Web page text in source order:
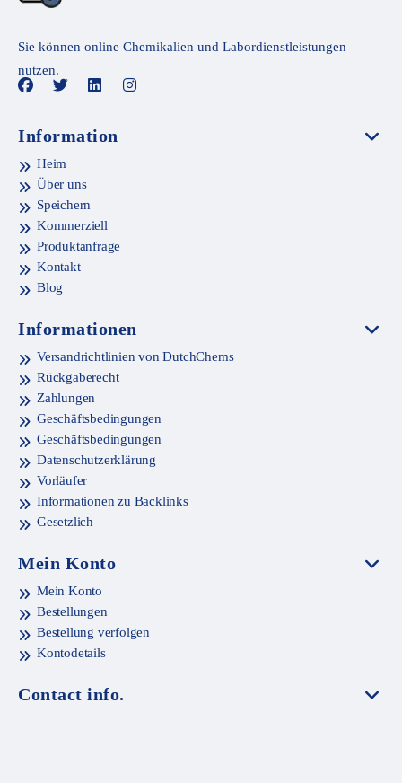
Sie können online Chemikalien und Labordienstleistungen
nutzen.
Information
Heim
Über uns
Speichern
Kommerziell
Produktanfrage
Kontakt
Blog
Informationen
Versandrichtlinien von DutchChems
Rückgaberecht
Zahlungen
Geschäftsbedingungen
Geschäftsbedingungen
Datenschutzerklärung
Vorläufer
Informationen zu Backlinks
Gesetzlich
Mein Konto
Mein Konto
Bestellungen
Bestellung verfolgen
Kontodetails
Contact info.